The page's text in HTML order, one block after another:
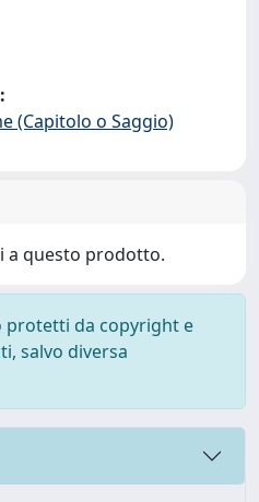
(Capitolo o Saggio)
a questo prodotto.
protetti da copyright e
salvo diversa